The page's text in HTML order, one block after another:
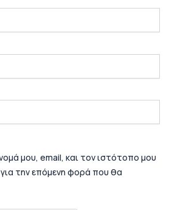
μου, email, και τον ιστότοπο μου
την επόμενη φορά που θα